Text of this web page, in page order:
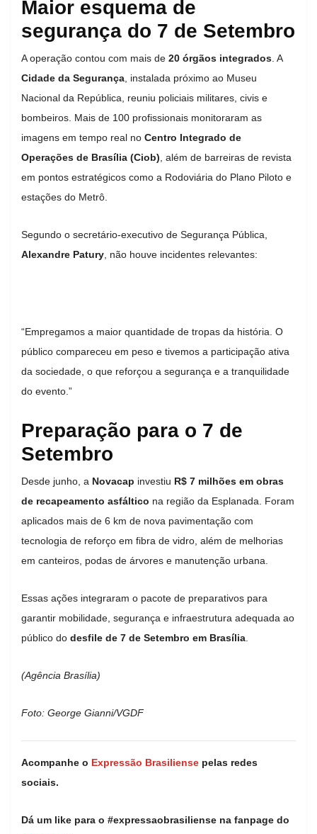
Maior esquema de
segurança do 7 de Setembro
A operação contou com mais de 20 órgãos integrados . A
Cidade da Segurança , instalada próximo ao Museu
Nacional da República, reuniu policiais militares, civis e
bombeiros. Mais de 100 profissionais monitoraram as
imagens em tempo real no Centro Integrado de
Operações de Brasília (Ciob) , além de barreiras de revista
em pontos estratégicos como a Rodoviária do Plano Piloto e
estações do Metrô.
Segundo o secretário-executivo de Segurança Pública,
Alexandre Patury , não houve incidentes relevantes:
“Empregamos a maior quantidade de tropas da história. O
público compareceu em peso e tivemos a participação ativa
da sociedade, o que reforçou a segurança e a tranquilidade
do evento.”
Preparação para o 7 de
Setembro
Desde junho, a Novacap investiu R$ 7 milhões em obras
de recapeamento asfáltico na região da Esplanada. Foram
aplicados mais de 6 km de nova pavimentação com
tecnologia de reforço em fibra de vidro, além de melhorias
em canteiros, podas de árvores e manutenção urbana.
Essas ações integraram o pacote de preparativos para
garantir mobilidade, segurança e infraestrutura adequada ao
público do desfile de 7 de Setembro em Brasília
(Agência Brasília)
Foto: George Gianni/VGDF
Acompanhe o Expressão Brasiliense pelas redes
sociais.
Dá um like para o #expressaobrasiliense na fanpage do